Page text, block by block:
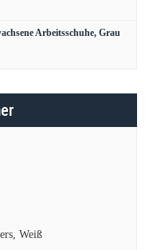
Arbeitsschuhe, Grau